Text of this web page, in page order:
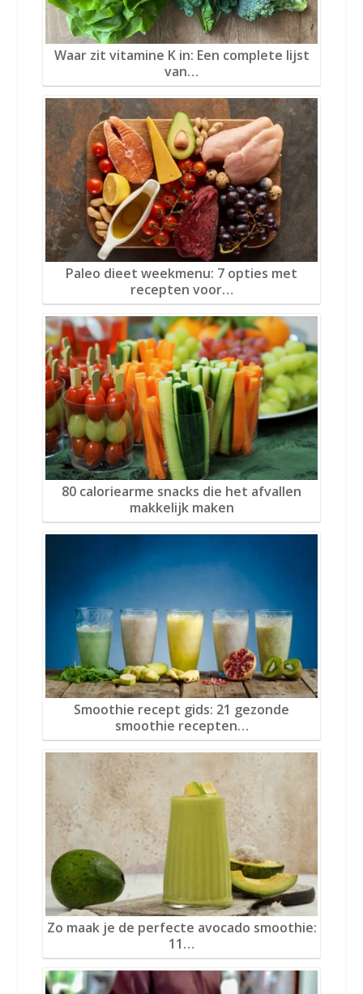
Waar zit vitamine K in: Een complete lijst
van…
Paleo dieet weekmenu: 7 opties met
recepten voor…
80 caloriearme snacks die het afvallen
makkelijk maken
Smoothie recept gids: 21 gezonde
smoothie recepten…
Zo maak je de perfecte avocado smoothie:
11…